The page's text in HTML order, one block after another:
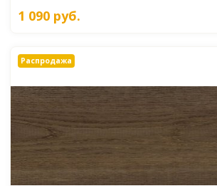
1 090 руб.
Распродажа